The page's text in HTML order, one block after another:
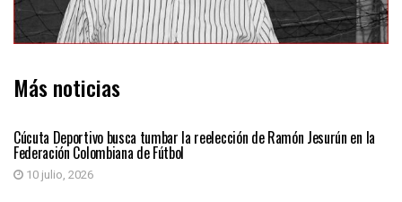
Más noticias
Cúcuta Deportivo busca tumbar la reelección de Ramón Jesurún en la
Federación Colombiana de Fútbol
10 julio, 2026
DEPORTES